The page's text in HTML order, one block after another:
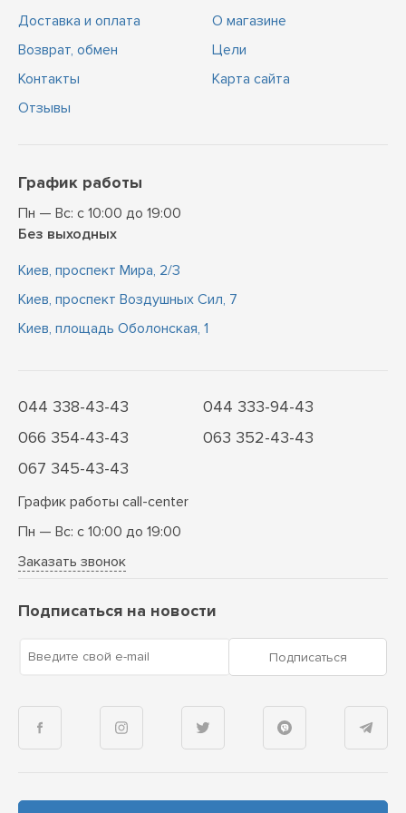
Доставка и оплата
Возврат, обмен
Контакты
Отзывы
О магазине
Цели
Карта сайта
График работы
Пн — Вс: с 10:00 до 19:00
Без выходных
Киев, проспект Мира, 2/3
Киев, проспект Воздушных Сил, 7
Киев, площадь Оболонская, 1
044 338-43-43
044 333-94-43
066 354-43-43
063 352-43-43
067 345-43-43
График работы call-center
Пн — Вс: с 10:00 до 19:00
Заказать звонок
Подписаться на новости
Введите свой e-mail Подписаться